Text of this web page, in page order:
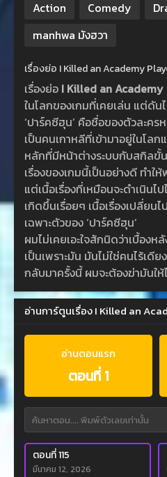
Action Comedy
manhwa มังฮวา
เรื่องย่อ I Killed an Academy
เรื่องย่อ I Killed an Academy
ในโลกของเกมที่เคยเล่น แต่ดัน
‘ปาร์คซีฮุน’ คือชื่อของตัวละคร
เป็นคนเกาหลีที่เข้ามาอยู่ในโล
หลักที่มีหน้าต่างระบบกับสกิลขั้
เรื่องของเกมนี้เป็นอย่างดี ทำใ
แต่เนื้อเรื่องที่เหมือนจะดำเนิน
เกิดขึ้นเรื่อยๆ เนื้อเรื่องเปลี่ยน
เฉพาะตัวของ ‘ปาร์คซีฮุน’
ผมไม่เคยเอะใจสักนิดว่าเบื้อง
เป็นเพราะมัน มันไม่ใช่คนไร้เดี
กลับมาครั้งนี้ ผมจะต้องฆ่ามันให้
อ่านการ์ตูนเรื่อง I Killed an
อ่านตอนแรก
ตอนที่ 1
ตอนที่ 115
มีนาคม 12, 2026